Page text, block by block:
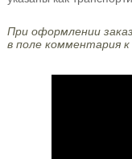
При оформлении
в поле комментария к